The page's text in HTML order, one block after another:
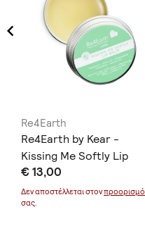
Re4Earth
Re4Earth by Kear -
Kissing Me Softly Lip
Balm
€ 13,00
Δεν αποστέλλεται στονπροορισμό
σας.